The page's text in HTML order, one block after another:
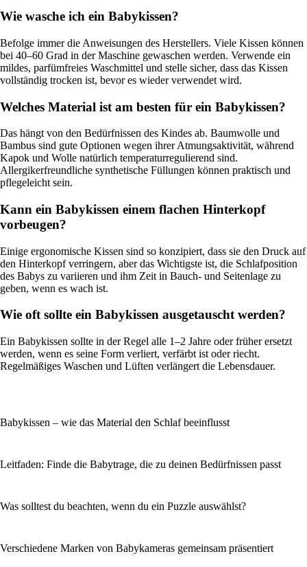
Wie wasche ich ein Babykissen?
Befolge immer die Anweisungen des Herstellers. Viele Kissen können
bei 40–60 Grad in der Maschine gewaschen werden. Verwende ein
mildes, parfümfreies Waschmittel und stelle sicher, dass das Kissen
vollständig trocken ist, bevor es wieder verwendet wird.
Welches Material ist am besten für ein Babykissen?
Das hängt von den Bedürfnissen des Kindes ab. Baumwolle und
Bambus sind gute Optionen wegen ihrer Atmungsaktivität, während
Kapok und Wolle natürlich temperaturregulierend sind.
Allergikerfreundliche synthetische Füllungen können praktisch und
pflegeleicht sein.
Kann ein Babykissen einem flachen Hinterkopf
vorbeugen?
Einige ergonomische Kissen sind so konzipiert, dass sie den Druck auf
den Hinterkopf verringern, aber das Wichtigste ist, die Schlafposition
des Babys zu variieren und ihm Zeit in Bauch- und Seitenlage zu
geben, wenn es wach ist.
Wie oft sollte ein Babykissen ausgetauscht werden?
Ein Babykissen sollte in der Regel alle 1–2 Jahre oder früher ersetzt
werden, wenn es seine Form verliert, verfärbt ist oder riecht.
Regelmäßiges Waschen und Lüften verlängert die Lebensdauer.
Babykissen – wie das Material den Schlaf beeinflusst
Leitfaden: Finde die Babytrage, die zu deinen Bedürfnissen passt
Was solltest du beachten, wenn du ein Puzzle auswählst?
Verschiedene Marken von Babykameras gemeinsam präsentiert